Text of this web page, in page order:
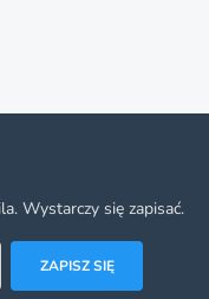
Wystarczy się zapisać.
ZAPISZ SIĘ